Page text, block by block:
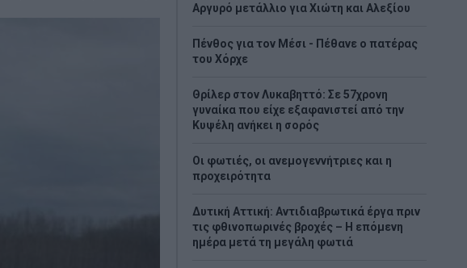
Αργυρό μετάλλιο για Χιώτη και Αλεξίου
Πένθος για τον Μέσι - Πέθανε ο πατέρας
του Χόρχε
Θρίλερ στον Λυκαβηττό: Σε 57χρονη
γυναίκα που είχε εξαφανιστεί από την
Κυψέλη ανήκει η σορός
Οι φωτιές, οι ανεμογεννήτριες και η
προχειρότητα
Δυτική Αττική: Αντιδιαβρωτικά έργα πριν
τις φθινοπωρινές βροχές – Η επόμενη
ημέρα μετά τη μεγάλη φωτιά